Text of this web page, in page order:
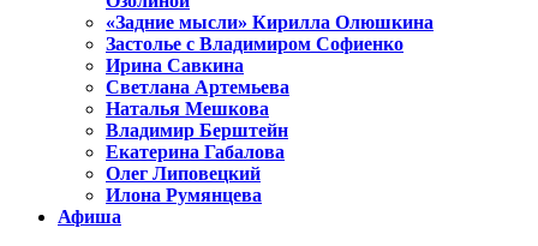
«Задние мысли» Кирилла Олюшкина
Застолье с Владимиром Софиенко
Ирина Савкина
Светлана Артемьева
Наталья Мешкова
Владимир Берштейн
Екатерина Габалова
Олег Липовецкий
Илона Румянцева
Афиша